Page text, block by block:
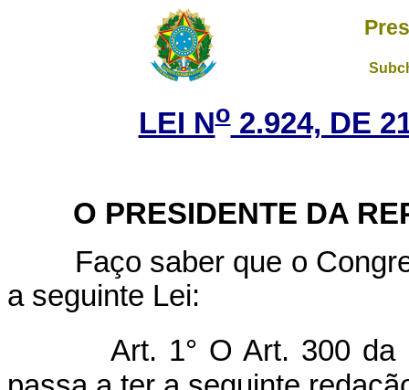
LEI No2.924, DE
O PRESIDENTE DA
Faço saber que o
a seguinte Lei:
Art. 1° O Art. 300 da